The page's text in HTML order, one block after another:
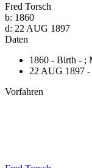
Fred Torsch
b: 1860
d: 22 AUG 1897
Daten
1860 - Birth - ;
22 AUG 1897 -
Vorfahren